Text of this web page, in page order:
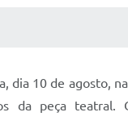
dia 10 de agosto,
peça teatral.